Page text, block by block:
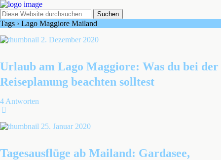
Tags › Lago Maggiore Mailand
2. Dezember 2020
Urlaub am Lago Maggiore: Was du bei der
Reiseplanung beachten solltest
4 Antworten
25. Januar 2020
Tagesausflüge ab Mailand: Gardasee,